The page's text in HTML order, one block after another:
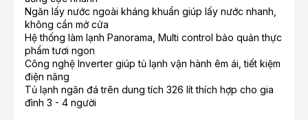
Ngăn lấy nước ngoài kháng khuẩn giúp lấy nước nhanh,
không cần mở cửa
Hệ thống làm lạnh Panorama, Multi control bảo quản thực
phẩm tươi ngon
Công nghệ Inverter giúp tủ lạnh vận hành êm ái, tiết kiệm
điện năng
Tủ lạnh ngăn đá trên dung tích 326 lít thích hợp cho gia
đình 3 - 4 người